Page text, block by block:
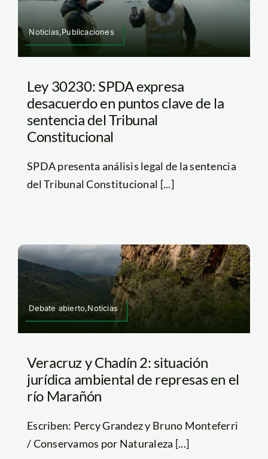
Noticias,Publicaciones
Ley 30230: SPDA expresa
desacuerdo en puntos clave de la
sentencia del Tribunal
Constitucional
SPDA presenta análisis legal de la sentencia
del Tribunal Constitucional [...]
Debate abierto,Noticias
Veracruz y Chadín 2: situación
jurídica ambiental de represas en el
río Marañón
Escriben: Percy Grandez y Bruno Monteferri
/ Conservamos por Naturaleza [...]